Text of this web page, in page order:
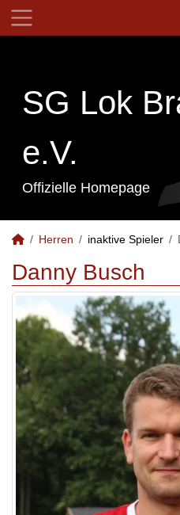
SG Lok
e.V.
Offizielle Homepage
Herren inaktive Spieler
Danny Busch